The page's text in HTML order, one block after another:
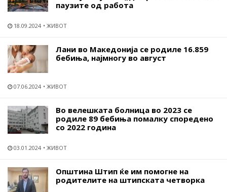
паузите од работа
18.09.2024 ЖИВОТ
Лани во Македонија се родиле 16.859
бебиња, најмногу во август
07.06.2024 ЖИВОТ
Во велешката болница во 2023 се
родиле 89 бебиња помалку споредено
со 2022 година
03.01.2024 ЖИВОТ
Општина Штип ќе им помогне на
родителите на штипската четворка